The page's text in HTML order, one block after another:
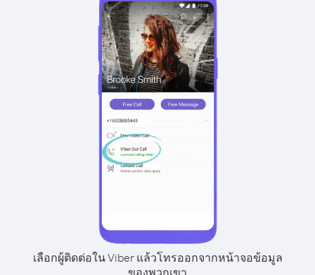
เลือกผู้ติดต่อใน Viber แล้วโทรออกจากหน้าจอข้อมูล
ของพวกเขา